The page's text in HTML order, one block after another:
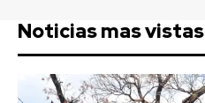
Noticias mas vistas